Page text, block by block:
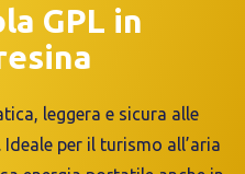
GPL in
leggera e sicura alle
per il turismo all’aria